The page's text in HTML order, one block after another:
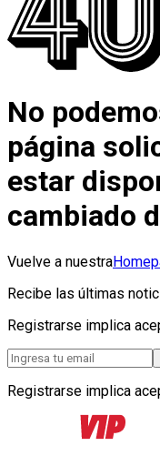
No
página
estar
cambiado
Vuelve a nuestra
Recibe las últimas
Registrarse implica
Registrarse implica